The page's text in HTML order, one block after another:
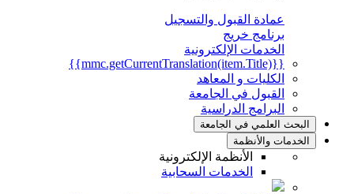
عمادة القبول والتسجيل
برنامج خريج
الخدمات الإلكترونية
{{mmc.getCurrentTranslation(item.Title)}}
الكليات و المعاهد
القبول في الجامعة
البرامج الدراسية
البحث العلمي في الجامعة
الخدمات والأنظمة
الأنظمة الإلكترونية
الخدمات السحابية